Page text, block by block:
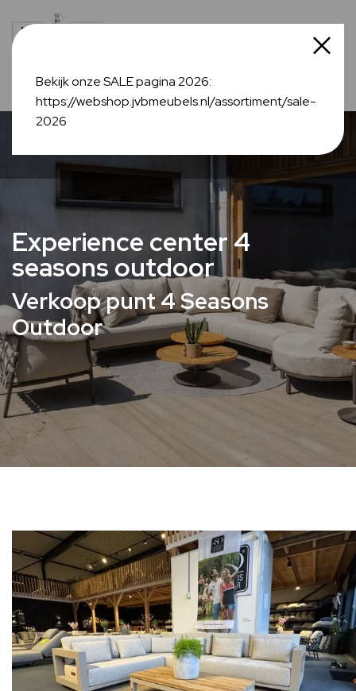
Experience center 4
seasons outdoor
Verkoop punt 4 Seasons
Outdoor
Bekijk onze SALE pagina 2026:
https://webshop.jvbmeubels.nl/assortiment/sale-
2026